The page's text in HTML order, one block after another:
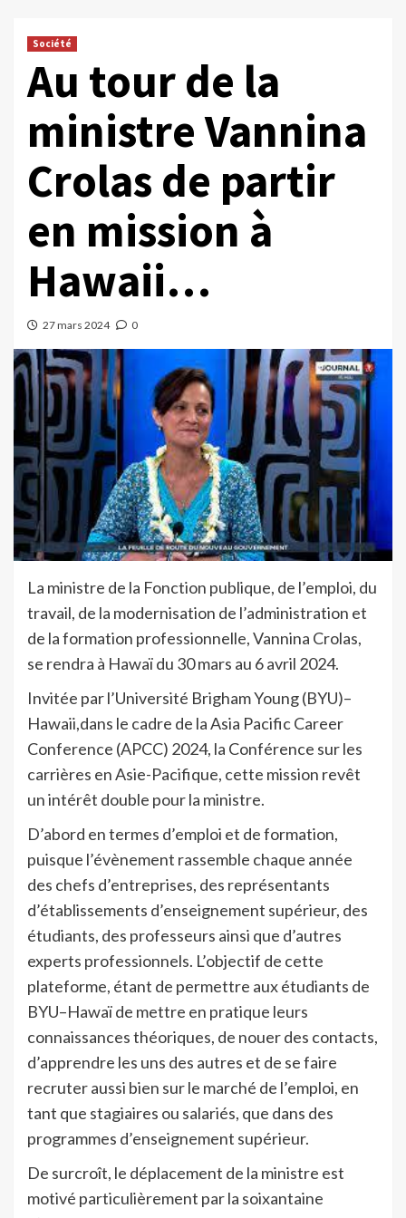
Société
Au tour de la
ministre Vannina
Crolas de partir
en mission à
Hawaii…
27 mars 2024 0
La ministre de la Fonction publique, de l’emploi, du
travail, de la modernisation de l’administration et
de la formation professionnelle, Vannina Crolas,
se rendra à Hawaï du 30 mars au 6 avril 2024.
Invitée par l’Université Brigham Young (BYU)–
Hawaii,dans le cadre de la Asia Pacific Career
Conference (APCC) 2024, la Conférence sur les
carrières en Asie-Pacifique, cette mission revêt
un intérêt double pour la ministre.
D’abord en termes d’emploi et de formation,
puisque l’évènement rassemble chaque année
des chefs d’entreprises, des représentants
d’établissements d’enseignement supérieur, des
étudiants, des professeurs ainsi que d’autres
experts professionnels. L’objectif de cette
plateforme, étant de permettre aux étudiants de
BYU–Hawaï de mettre en pratique leurs
connaissances théoriques, de nouer des contacts,
d’apprendre les uns des autres et de se faire
recruter aussi bien sur le marché de l’emploi, en
tant que stagiaires ou salariés, que dans des
programmes d’enseignement supérieur.
De surcroît, le déplacement de la ministre est
motivé particulièrement par la soixantaine